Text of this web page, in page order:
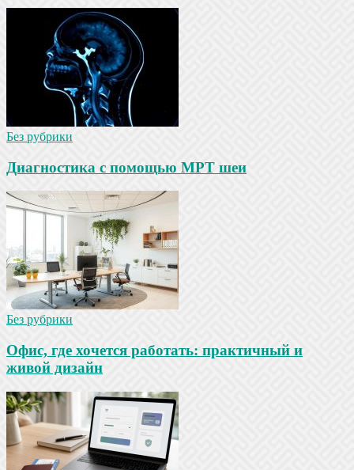
Без рубрики
Диагностика с помощью МРТ шеи
Без рубрики
Офис, где хочется работать: практичный и
живой дизайн